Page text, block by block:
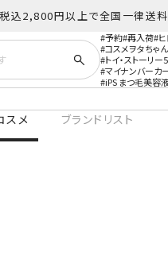
税込2,800円以上で全国一律送
予約 再入荷
コスメヲタちゃ
トイ・ストーリー5
マイナンバーカ
iPS まつ毛美容
スメ ブランドリスト